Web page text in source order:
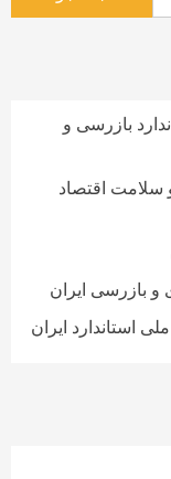
بازرسی و
اقتصاد
و بازرسی ایران
استاندارد ایران